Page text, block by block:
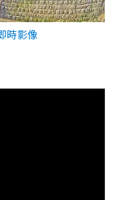
時影像